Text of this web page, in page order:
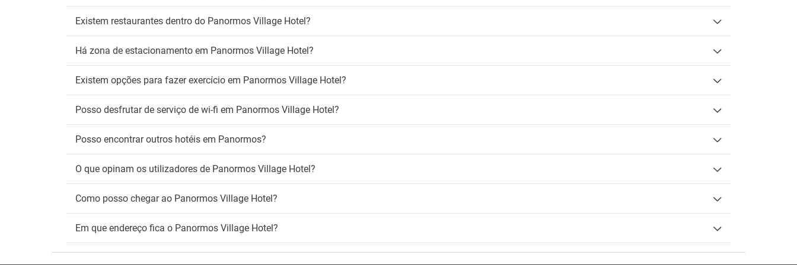
Existem restaurantes dentro do Panormos Village Hotel?
Há zona de estacionamento em Panormos Village Hotel?
Existem opções para fazer exercício em Panormos Village Hotel?
Posso desfrutar de serviço de wi-fi em Panormos Village Hotel?
Posso encontrar outros hotéis em Panormos?
O que opinam os utilizadores de Panormos Village Hotel?
Como posso chegar ao Panormos Village Hotel?
Em que endereço fica o Panormos Village Hotel?